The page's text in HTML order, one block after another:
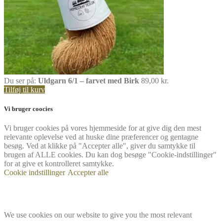
Du ser på: Uldgarn 6/1 – farvet med Birk 89,00 kr.
Tilføj til kurv
Vi bruger coocies
Vi bruger cookies på vores hjemmeside for at give dig den mest
relevante oplevelse ved at huske dine præferencer og gentagne
besøg. Ved at klikke på "Accepter alle", giver du samtykke til
brugen af ​​ALLE cookies. Du kan dog besøge "Cookie-indstillinger"
for at give et kontrolleret samtykke.
Cookie indstillinger Accepter alle
We use cookies on our website to give you the most relevant